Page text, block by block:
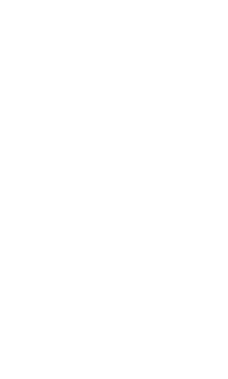
cung cấp sửa